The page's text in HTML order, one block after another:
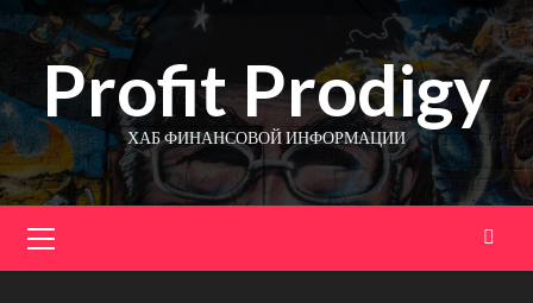
Перейти
содержимому
Profit Prodigy
ХАБ ФИНАНСОВОЙ ИНФОРМАЦИИ
меню